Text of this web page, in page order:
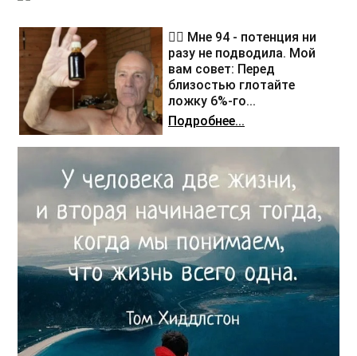
❤️‍🔥 Мне 94 - потенция ни
разу не подводила. Мой
вам совет: Перед
близостью глотайте
ложку 6%-го...
Подробнее...